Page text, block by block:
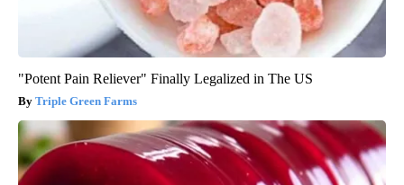
"Potent Pain Reliever" Finally Legalized in The US
Triple Green Farms